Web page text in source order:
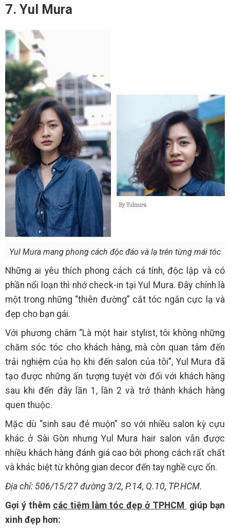
7. Yul Mura
Yul Mura mang phong cách độc đáo và lạ trên từng mái tóc
Những ai yêu thích phong cách cá tính, độc lập và có
phần nổi loạn thì nhớ check-in tại Yul Mura. Đây chính là
một trong những “thiên đường” cắt tóc ngắn cực lạ và
đẹp cho bạn gái.
Với phương châm “Là một hair stylist, tôi không những
chăm sóc tóc cho khách hàng, mà còn quan tâm đến
trải nghiệm của họ khi đến salon của tôi”, Yul Mura đã
tạo được những ấn tượng tuyệt vời đối với khách hàng
sau khi đến đây lần 1, lần 2 và trở thành khách hàng
quen thuộc.
Mặc dù “sinh sau đẻ muộn” so với nhiều salon kỳ cựu
khác ở Sài Gòn nhưng Yul Mura hair salon vẫn được
nhiều khách hàng đánh giá cao bởi phong cách rất chất
và khác biệt từ không gian decor đến tay nghề cực ổn.
Địa chỉ: 506/15/27 đường 3/2, P.14, Q.10, TP.HCM.
Gợi ý thêm các tiệm làm tóc đẹp ở TPHCM giúp bạn
xinh đẹp hơn: